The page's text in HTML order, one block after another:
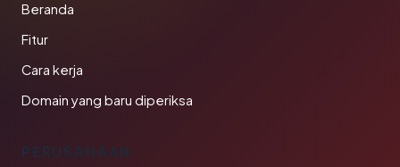
Beranda
Fitur
Cara kerja
Domain yang baru diperiksa
PERUSAHAAN